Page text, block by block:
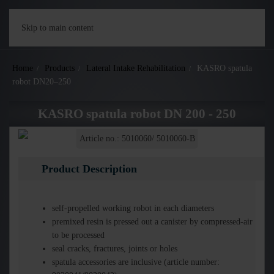
Skip to main content
Home Products Lateral Intake Rehabilitation
KASRO spatula
robot DN20–250
KASRO spatula robot DN 200 - 250
Article no.: 5010060/ 5010060-B
Product Description
self-propelled working robot in each diameters
premixed resin is pressed out a canister by compressed-air
to be processed
seal cracks, fractures, joints or holes
spatula accessories are inclusive (article number: